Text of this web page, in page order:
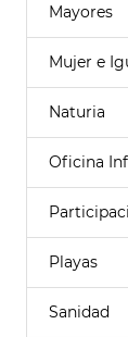
Mayores
Mujer e
Naturia
Oficina
Playas
Sanidad